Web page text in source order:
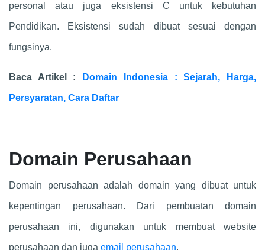
personal atau juga eksistensi C untuk kebutuhan
Pendidikan. Eksistensi sudah dibuat sesuai dengan
fungsinya.
Baca Artikel : Domain Indonesia : Sejarah, Harga,
Persyaratan, Cara Daftar
Domain Perusahaan
Domain perusahaan adalah domain yang dibuat untuk
kepentingan perusahaan. Dari pembuatan domain
perusahaan ini, digunakan untuk membuat website
perusahaan dan juga email perusahaan.